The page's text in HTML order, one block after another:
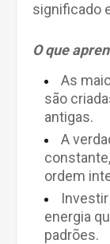
significado
O que
As
são
antigas.
A
ordem
energia
padrões.